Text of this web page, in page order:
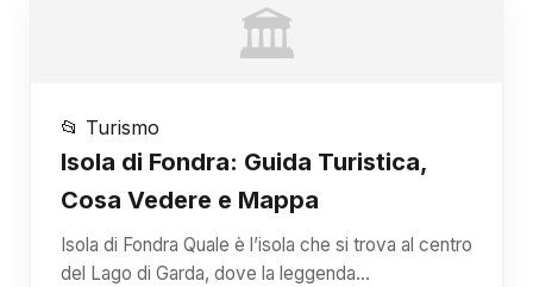
🏛️
📂 Turismo
Isola di Fondra: Guida Turistica,
Cosa Vedere e Mappa
Isola di Fondra Quale è l’isola che si trova al centro
del Lago di Garda, dove la leggenda…